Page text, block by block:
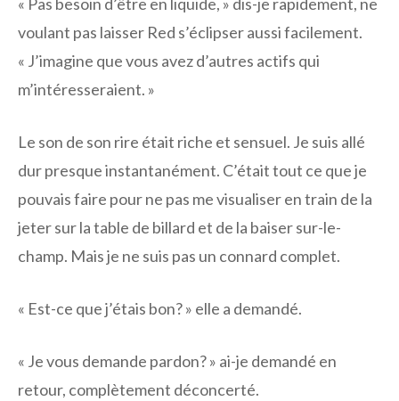
voulant pas laisser Red s’éclipser aussi facilement.
« J’imagine que vous avez d’autres actifs qui
m’intéresseraient. »
Le son de son rire était riche et sensuel. Je suis allé
dur presque instantanément. C’était tout ce que je
pouvais faire pour ne pas me visualiser en train de la
jeter sur la table de billard et de la baiser sur-le-
champ. Mais je ne suis pas un connard complet.
« Est-ce que j’étais bon? » elle a demandé.
« Je vous demande pardon? » ai-je demandé en
retour, complètement déconcerté.